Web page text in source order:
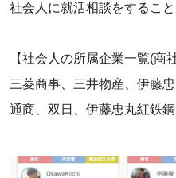
社会人に就活相談をすること
【社会人の所属企業一覧(商社
三菱商事、三井物産、伊藤
通商、双日、伊藤忠丸紅鉄